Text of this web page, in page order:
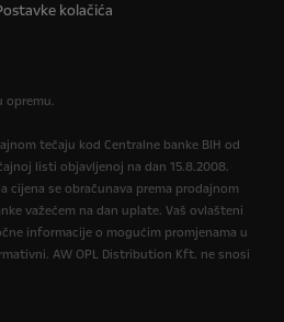
kolačića
opremu.
tečaju kod Centralne banke BIH od
listi objavljenoj na dan 15.8.2008.
cijena se obračunava prema prodajnom
važećem na dan uplate. Vaš ovlašteni
informacije o mogućim promjenama u
AW OPL Distribution Kft. ne snosi